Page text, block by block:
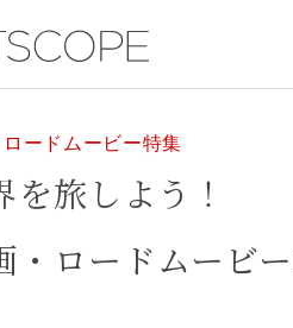
ードムービー特集
を旅しよう！
・ロードムービ